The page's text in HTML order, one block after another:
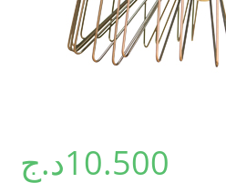
10.500د.ج